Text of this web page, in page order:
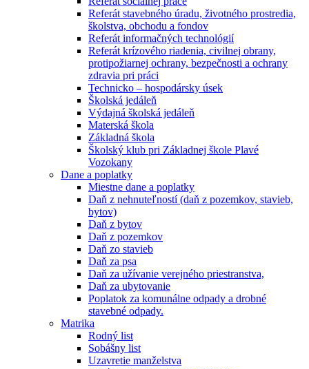
Referát stavebného úradu, životného prostredia,
školstva, obchodu a fondov
Referát informačných technológií
Referát krízového riadenia, civilnej obrany,
protipožiarnej ochrany, bezpečnosti a ochrany
zdravia pri práci
Technicko – hospodársky úsek
Školská jedáleň
Výdajná školská jedáleň
Materská škola
Základná škola
Školský klub pri Základnej škole Plavé
Vozokany
Dane a poplatky
Miestne dane a poplatky
Daň z nehnuteľností (daň z pozemkov, stavieb,
bytov)
Daň z bytov
Daň z pozemkov
Daň zo stavieb
Daň za psa
Daň za užívanie verejného priestranstva,
Daň za ubytovanie
Poplatok za komunálne odpady a drobné
stavebné odpady.
Matrika
Rodný list
Sobášny list
Uzavretie manželstva